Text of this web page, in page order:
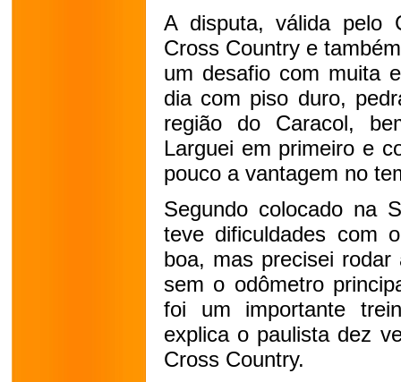
A disputa, válida pelo
Cross Country e
um desafio com muita
dia com piso duro,
região do Caracol,
Larguei em primeiro e
pouco a vantagem no
Segundo colocado na
teve dificuldades com
boa, mas precisei
sem o odômetro
foi um importante
explica o paulista dez
Cross Country.